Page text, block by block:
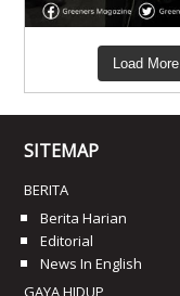
Load More
SITEMAP
BERITA
Berita Harian
Editorial
News In English
GAYA HIDUP